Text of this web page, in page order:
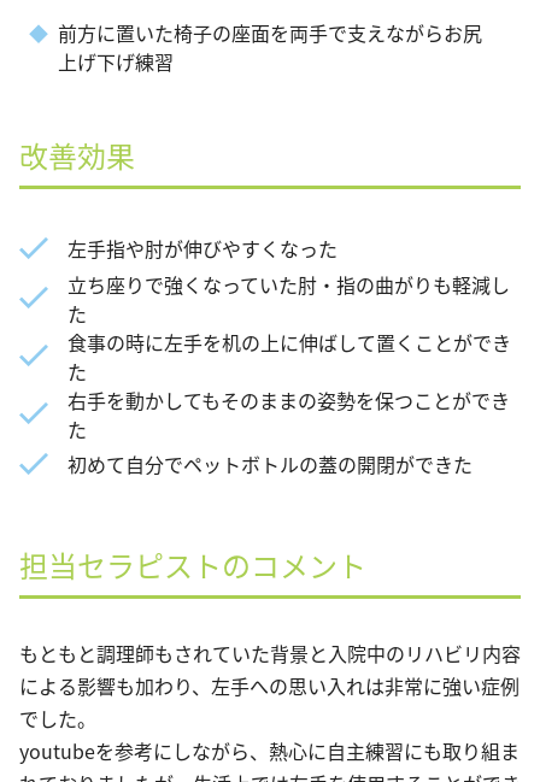
前方に置いた椅子の座面を両手で支えながらお尻
上げ下げ練習
改善効果
左手指や肘が伸びやすくなった
立ち座りで強くなっていた肘・指の曲がりも軽減し
た
食事の時に左手を机の上に伸ばして置くことができ
た
右手を動かしてもそのままの姿勢を保つことができ
た
初めて自分でペットボトルの蓋の開閉ができた
担当セラピストのコメント
もともと調理師もされていた背景と入院中のリハビリ内容
による影響も加わり、左手への思い入れは非常に強い症例
でした。
youtubeを参考にしながら、熱心に自主練習にも取り組ま